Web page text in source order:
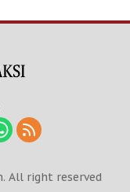
All right reserved